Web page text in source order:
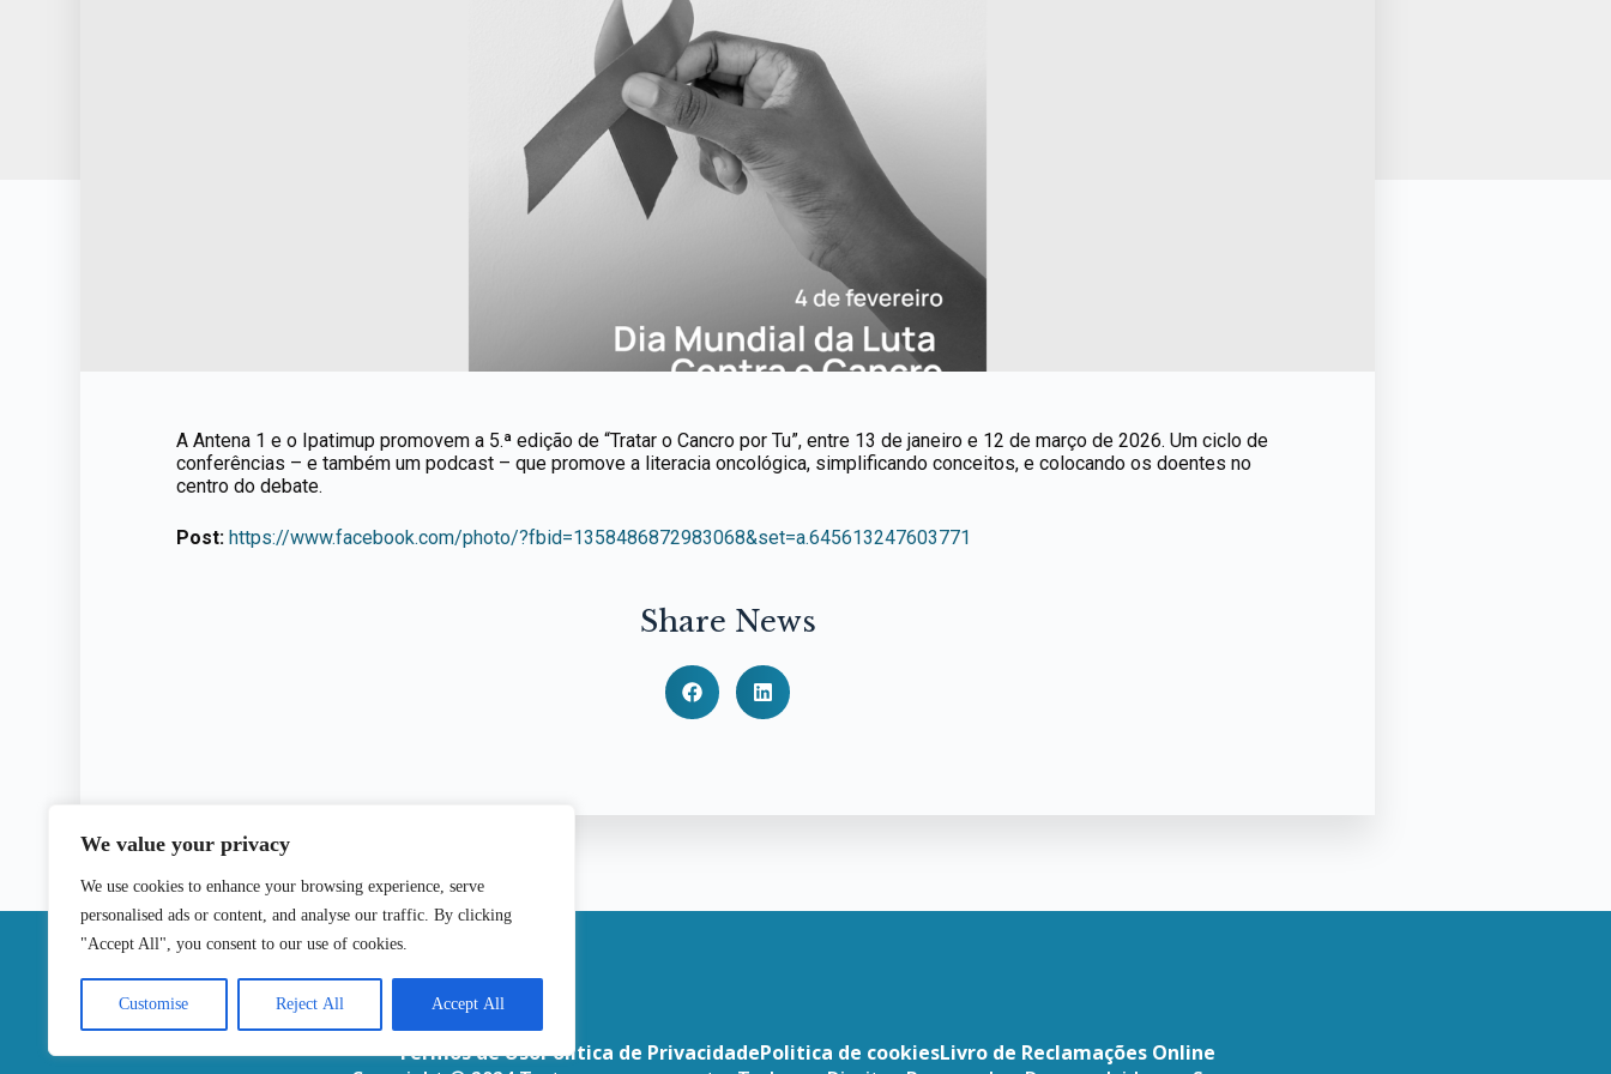
We value your privacy
We use cookies to enhance your browsing experience, serve
personalised ads or content, and analyse our traffic. By clicking
"Accept All", you consent to our use of cookies.
Customise Reject All Accept All
A Antena 1 e o Ipatimup promovem a 5.ª edição de “Tratar o Cancro por Tu”, entre 13 de janeiro e 12 de março de 2026. Um ciclo de
conferências – e também um podcast – que promove a literacia oncológica, simplificando conceitos, e colocando os doentes no
centro do debate.
Post: https://www.facebook.com/photo/?fbid=1358486872983068&set=a.645613247603771
Share News
|
Termos de UsoPolitica de PrivacidadePolitica de cookiesLivro de Reclamações Online